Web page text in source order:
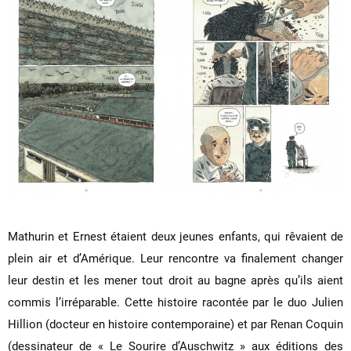
Mathurin et Ernest étaient deux jeunes enfants, qui rêvaient de
plein air et d’Amérique. Leur rencontre va finalement changer
leur destin et les mener tout droit au bagne après qu’ils aient
commis l’irréparable. Cette histoire racontée par le duo Julien
Hillion (docteur en histoire contemporaine) et par Renan Coquin
(dessinateur de « Le Sourire d’Auschwitz » aux éditions des